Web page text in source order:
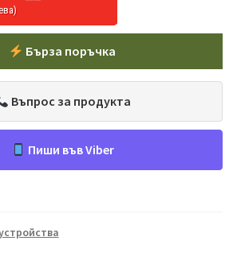
Бърза поръчка
Въпрос за продукта
Пиши във Viber